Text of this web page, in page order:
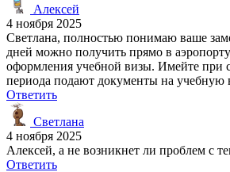
Алексей
4 ноября 2025
Светлана, полностью понимаю ваше
дней можно получить прямо в
оформления учебной визы. Имейте при
периода подают документы на учебную
Ответить
Светлана
4 ноября 2025
Алексей, а не возникнет ли проблем с
Ответить